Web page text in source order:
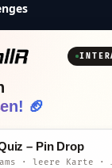
🏈
– Pin Drop
32